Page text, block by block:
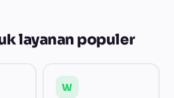
layanan populer
W